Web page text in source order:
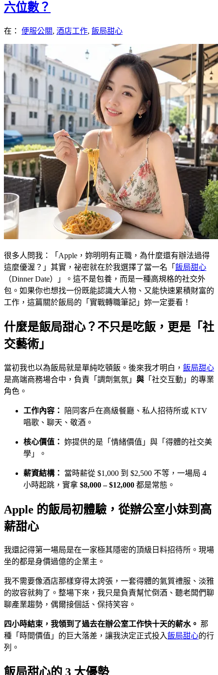
六位數？
在： 便服公關, 酒店工作, 飯局甜心
很多人問我：「Apple，妳明明有正職，為什麼還有辦法過得
這麼優渥？」其實，祕密就在於我選擇了當一名「 飯局甜心
（Dinner Date）」。這不是包養，而是一種高規格的社交外
包。如果你也想找一份既能認識大人物、又能快速累積財富的
工作，這篇關於飯局的「實戰轉職筆記」妳一定要看！
什麼是飯局甜心？不只是吃飯，更是「社
交藝術」
當初我也以為飯局就是單純吃頓飯。後來我才明白， 飯局甜心
是高端商務場合中，負責「調劑氣氛」 與 「社交互動」的專業
角色。
工作內容：
陪同客戶在高級餐廳、私人招待所或 KTV
唱歌、聊天、敬酒。
核心價值： 妳提供的是「情緒價值」與「得體的社交美
學」。
薪資結構：
當時薪從 $1,000 到 $2,500 不等，一場局 4
小時起跳，實拿 $8,000 – $12,000 都是常態。
Apple 的飯局初體驗，從辦公室小妹到高
薪甜心
我還記得第一場局是在一家極其隱密的頂級日料招待所。現場
坐的都是身價過億的企業主。
我不需要像酒店那樣穿得太誇張，一套得體的氣質禮服、淡雅
的妝容就夠了。整場下來，我只是負責幫忙倒酒、聽老闆們聊
聊產業趨勢，偶爾接個話、保持笑容。
四小時結束，我領到了過去在辦公室工作快十天的薪水。 那
種「時間價值」的巨大落差，讓我決定正式投入飯局甜心的行
列。
飯局甜心的 3 大優勢